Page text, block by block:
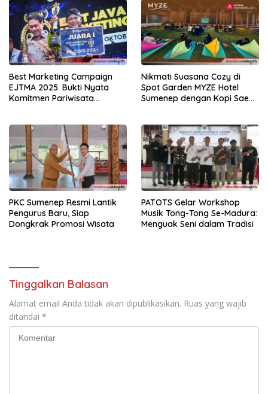
Best Marketing Campaign
EJTMA 2025: Bukti Nyata
Komitmen Pariwisata
Nikmati Suasana Cozy di
Spot Garden MYZE Hotel
Sumenep dengan Kopi Sae
PKC Sumenep Resmi Lantik
Pengurus Baru, Siap
Dongkrak Promosi Wisata
PATOTS Gelar Workshop
Musik Tong-Tong Se-Madura:
Menguak Seni dalam Tradisi
Tinggalkan Balasan
Alamat email Anda tidak akan dipublikasikan. Ruas yang wajib
ditandai *